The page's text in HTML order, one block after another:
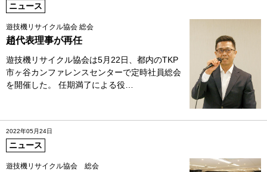
ニュース
遊技機リサイクル協会 総会
趙代表理事が再任
遊技機リサイクル協会は5月22日、都内のTKP
市ヶ谷カンファレンスセンターで定時社員総会
を開催した。 任期満了による役…
2022年05月24日
ニュース
遊技機リサイクル協会 総会